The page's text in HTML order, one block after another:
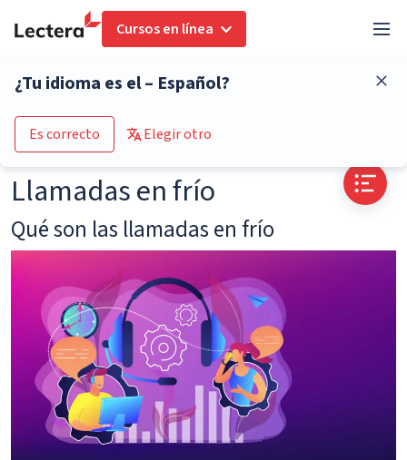
Cursos en línea
¿Tu idioma es el – Español?
Es correcto Elegir otro
Go to the course catalogue
Llamadas en frío
Qué son las llamadas en frío